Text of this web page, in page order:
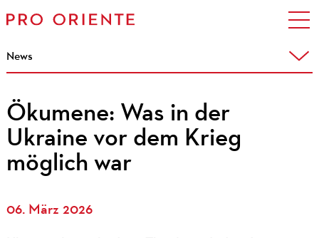
News
Ökumene: Was in der
Ukraine vor dem Krieg
möglich war
06. März 2026